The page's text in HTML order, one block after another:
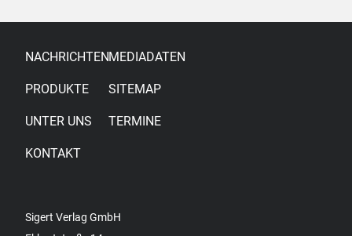
NACHRICHTEN
PRODUKTE
UNTER UNS
KONTAKT
MEDIADATEN
SITEMAP
TERMINE
Sigert Verlag GmbH